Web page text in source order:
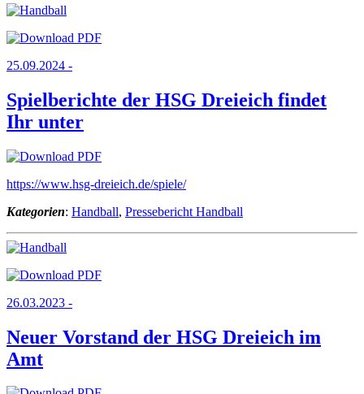
25.09.2024 -
Spielberichte der HSG Dreieich findet
Ihr unter
https://www.hsg-dreieich.de/spiele/
Kategorien: Handball, Pressebericht Handball
26.03.2023 -
Neuer Vorstand der HSG Dreieich im
Amt